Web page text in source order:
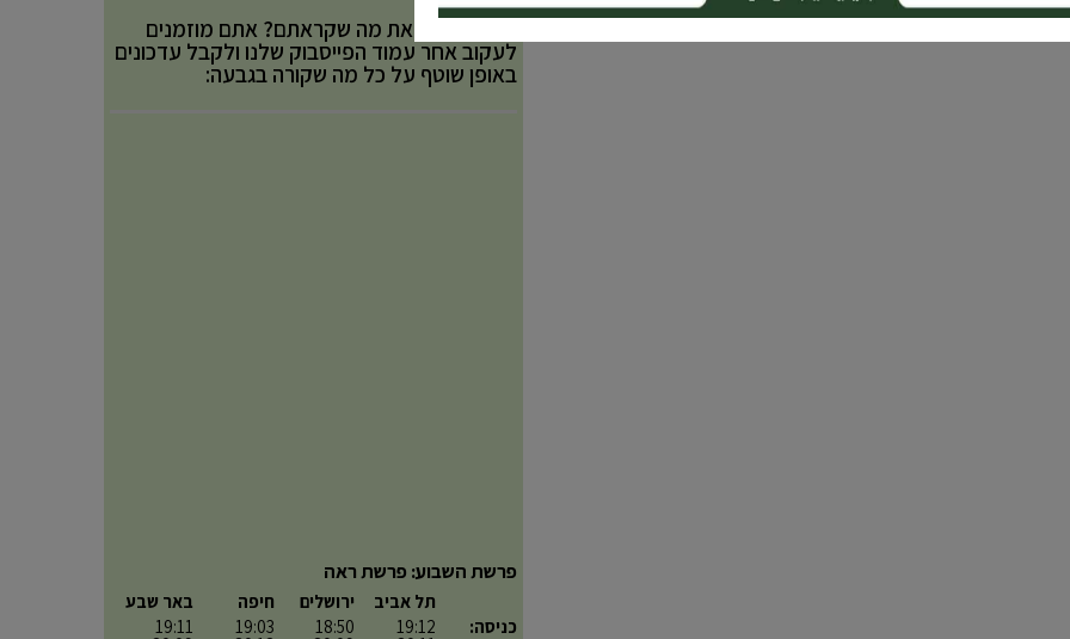
אהבתם את מה שקראתם? אתם מוזמנים
לעקוב אחר עמוד הפייסבוק שלנו ולקבל עדכונים
באופן שוטף על כל מה שקורה בגבעה:
פרשת השבוע: פרשת ראה
כניסה:
תל אביב
19:12
ירושלים
18:50
חיפה
19:03
באר שבע
19:11